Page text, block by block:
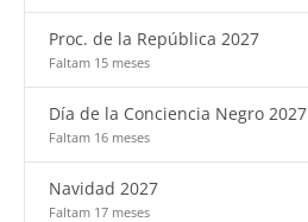
Proc. de la República 2027
Faltam 15 meses
Día de la Conciencia Negro 2027
Faltam 16 meses
Navidad 2027
Faltam 17 meses